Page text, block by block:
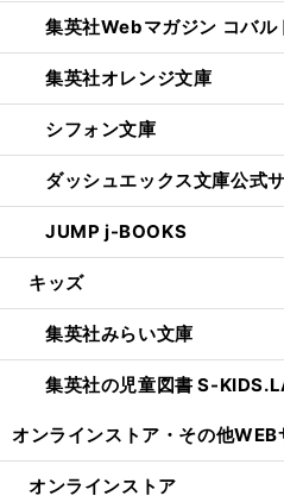
集英社Webマガジン コバル
集英社オレンジ文庫
シフォン文庫
ダッシュエックス文庫公式
JUMP j-BOOKS
キッズ
集英社みらい文庫
集英社の児童図書 S-
オンラインストア・ その他WEB
オンラインストア